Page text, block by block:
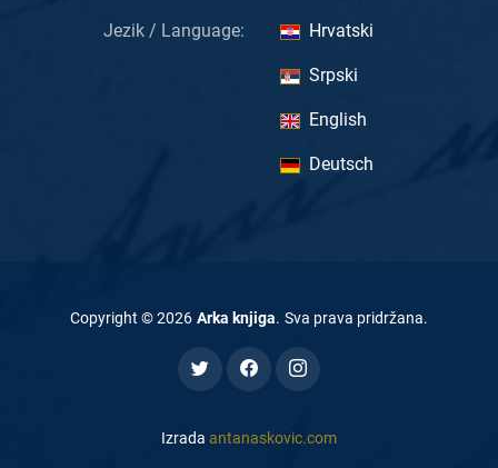
Jezik / Language: Hrvatski
Srpski
English
Deutsch
Copyright ©2026 Arka knjiga. Sva prava pridržana.
Izrada antanaskovic.com